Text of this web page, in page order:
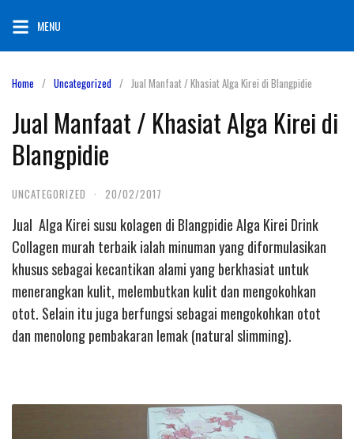
content
MENU
Home Uncategorized Jual Manfaat / Khasiat Alga Kirei di Blangpidie
Jual Manfaat / Khasiat Alga Kirei di
Blangpidie
UNCATEGORIZED · 20/02/2017
Jual Alga Kirei susu kolagen di Blangpidie Alga Kirei Drink
Collagen murah terbaik ialah minuman yang diformulasikan
khusus sebagai kecantikan alami yang berkhasiat untuk
menerangkan kulit, melembutkan kulit dan mengokohkan
otot. Selain itu juga berfungsi sebagai mengokohkan otot
dan menolong pembakaran lemak (natural slimming).